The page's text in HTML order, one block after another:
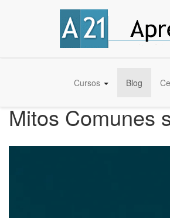
Cursos Blog
Mitos Comunes